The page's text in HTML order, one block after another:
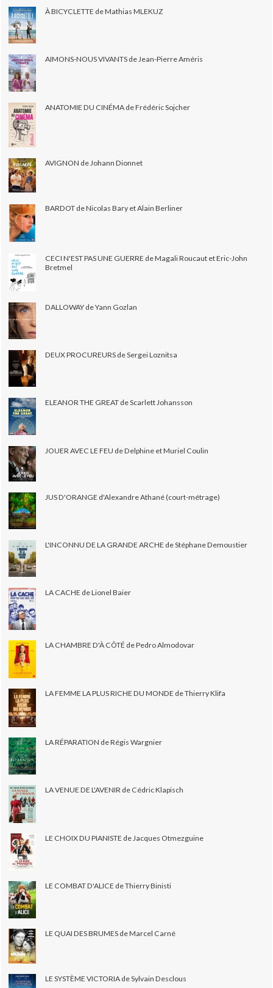
À BICYCLETTE de Mathias MLEKUZ
AIMONS-NOUS VIVANTS de Jean-Pierre Améris
ANATOMIE DU CINÉMA de Frédéric Sojcher
AVIGNON de Johann Dionnet
BARDOT de Nicolas Bary et Alain Berliner
CECI N'EST PAS UNE GUERRE de Magali Roucaut et Eric-John
Bretmel
DALLOWAY de Yann Gozlan
DEUX PROCUREURS de Sergei Loznitsa
ELEANOR THE GREAT de Scarlett Johansson
JOUER AVEC LE FEU de Delphine et Muriel Coulin
JUS D'ORANGE d'Alexandre Athané (court-métrage)
L'INCONNU DE LA GRANDE ARCHE de Stéphane Demoustier
LA CACHE de Lionel Baier
LA CHAMBRE D'À CÔTÉ de Pedro Almodovar
LA FEMME LA PLUS RICHE DU MONDE de Thierry Klifa
LA RÉPARATION de Régis Wargnier
LA VENUE DE L'AVENIR de Cédric Klapisch
LE CHOIX DU PIANISTE de Jacques Otmezguine
LE COMBAT D'ALICE de Thierry Binisti
LE QUAI DES BRUMES de Marcel Carné
LE SYSTÈME VICTORIA de Sylvain Desclous